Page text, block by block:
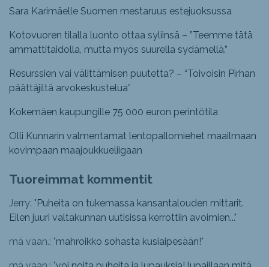
Sara Karimäelle Suomen mestaruus estejuoksussa
Kotovuoren tilalla luonto ottaa syliinsä – ”Teemme tätä
ammattitaidolla, mutta myös suurella sydämellä.”
Resurssien vai välittämisen puutetta? – “Toivoisin Pirhan
päättäjiltä arvokeskustelua”
Kokemäen kaupungille 75 000 euron perintötila
Olli Kunnarin valmentamat lentopallomiehet maailmaan
kovimpaan maajoukkueliigaan
Tuoreimmat kommentit
Jerry: " Puheita on tukemassa kansantalouden mittarit.
Eilen juuri valtakunnan uutisissa kerrottiin avoimien..."
mä vaan.: "mahroikko sohasta kusiaipesään!"